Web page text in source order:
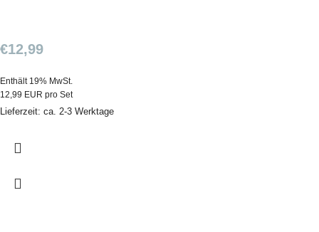
€12,99
Enthält 19% MwSt.
12,99 EUR pro Set
Lieferzeit: ca. 2-3 Werktage